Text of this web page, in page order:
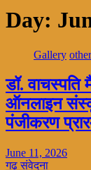
Day:
Gallery other
डॉ. वाचस्पति
ऑनलाइन
पंजीकरण
June 11, 2026
गढ़ संवेदना